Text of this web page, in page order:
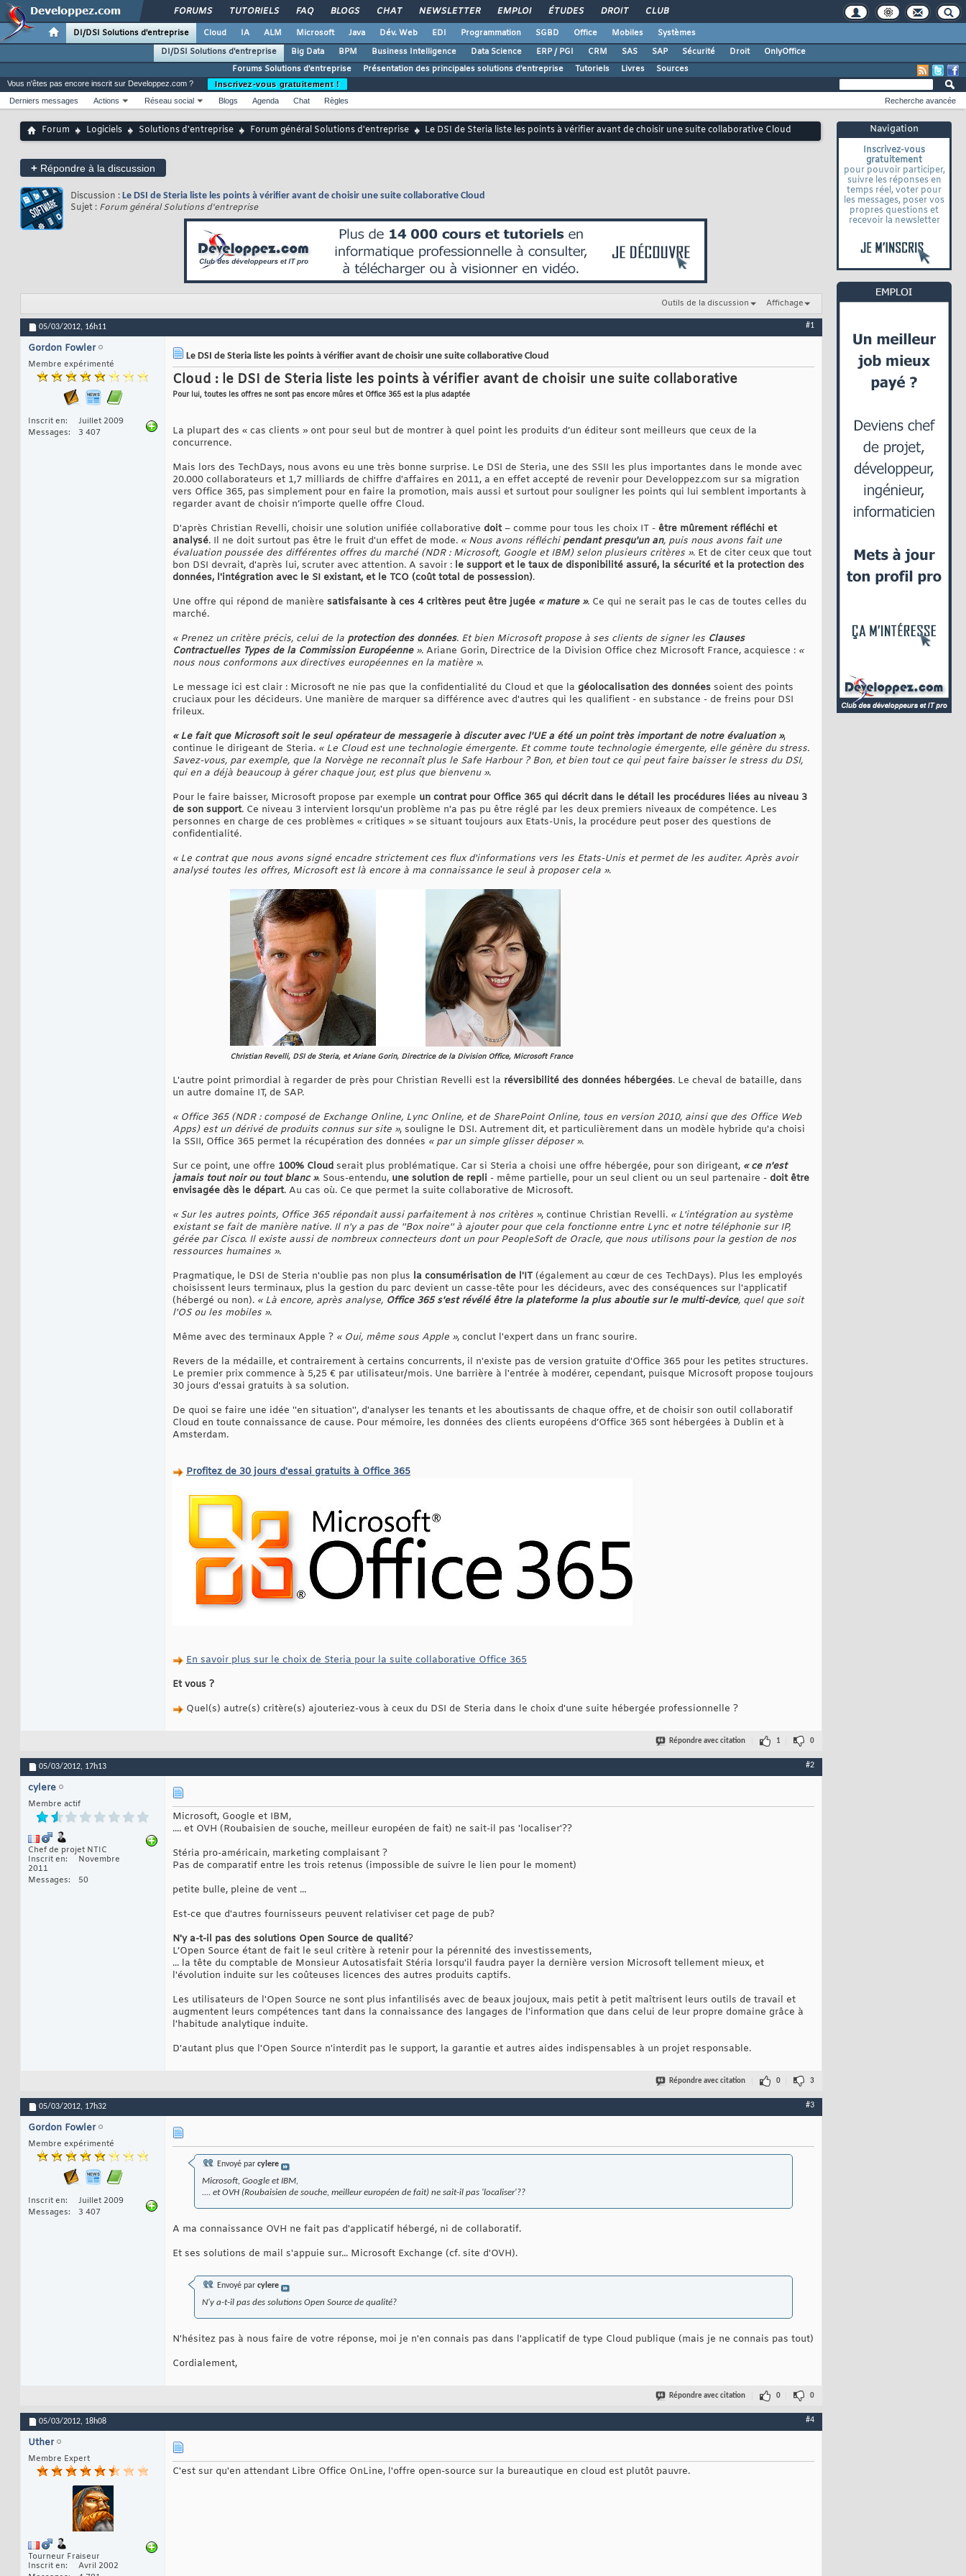
FORUMS TUTORIELS FAQ BLOGS CHAT NEWSLETTER EMPLOI ÉTUDES DROIT CLUB
DI/DSI Solutions d'entreprise Cloud IA ALM Microsoft Java Dév. Web EDI Programmation SGBD Office Mobiles
Systèmes
DI/DSI Solutions d'entreprise
Big Data BPM Business Intelligence Data Science ERP / PGI CRM SAS SAP Sécurité Droit
OnlyOffice
Forums Solutions d'entreprise
Présentation des principales solutions d'entreprise Tutoriels Livres Sources
Navigation
Inscrivez-vous
gratuitement
pour pouvoir participer,
suivre les réponses en
temps réel, voter pour
les messages, poser vos
propres questions et
recevoir la newsletter
Vous n'êtes pas encore inscrit sur Developpez.com ?
Inscrivez-vous gratuitement !
Derniers messages
Actions Réseau social Blogs Agenda Chat Règles Recherche avancée
Forum Logiciels Solutions d'entreprise Forum général Solutions d'entreprise Le DSI de Steria liste les points à vérifier avant de choisir une suite collaborative Cloud
+ Répondre à la discussion
Discussion : Le DSI de Steria liste les points à vérifier avant de choisir une suite collaborative Cloud
Sujet : Forum général Solutions d'entreprise
Outils de la discussion Affichage
05/03/2012, 16h11 #1
Gordon Fowler
Membre expérimenté
Inscrit en
Juillet 2009
Messages
3 407
Le DSI de Steria liste les points à vérifier avant de choisir une suite collaborative Cloud
Cloud : le DSI de Steria liste les points à vérifier avant de choisir une suite collaborative
Pour lui, toutes les offres ne sont pas encore mûres et Office 365 est la plus adaptée
La plupart des « cas clients » ont pour seul but de montrer à quel point les produits d’un éditeur sont meilleurs que ceux de la
concurrence.
Mais lors des TechDays, nous avons eu une très bonne surprise. Le DSI de Steria, une des SSII les plus importantes dans le monde avec
20.000 collaborateurs et 1,7 milliards de chiffre d'affaires en 2011, a en effet accepté de revenir pour Developpez.com sur sa migration
vers Office 365, pas simplement pour en faire la promotion, mais aussi et surtout pour souligner les points qui lui semblent importants à
regarder avant de choisir n’importe quelle offre Cloud.
D'après Christian Revelli, choisir une solution unifiée collaborative doit– comme pour tous les choix IT - être mûrement réfléchi et
analysé. Il ne doit surtout pas être le fruit d'un effet de mode. « Nous avons réfléchi pendant presqu'un an, puis nous avons fait une
évaluation poussée des différentes offres du marché (NDR : Microsoft, Google et IBM) selon plusieurs critères ». Et de citer ceux que tout
bon DSI devrait, d'après lui, scruter avec attention. A savoir : le support et le taux de disponibilité assuré, la sécurité et la protection des
données, l'intégration avec le SI existant, et le TCO (coût total de possession).
Une offre qui répond de manière satisfaisante à ces 4 critères peut être jugée « mature ». Ce qui ne serait pas le cas de toutes celles du
marché.
« Prenez un critère précis, celui de la protection des données. Et bien Microsoft propose à ses clients de signer les Clauses
Contractuelles Types de la Commission Européenne». Ariane Gorin, Directrice de la Division Office chez Microsoft France, acquiesce : «
nous nous conformons aux directives européennes en la matière ».
Le message ici est clair : Microsoft ne nie pas que la confidentialité du Cloud et que la géolocalisation des données soient des points
cruciaux pour les décideurs. Une manière de marquer sa différence avec d'autres qui les qualifient - en substance - de freins pour DSI
frileux.
« Le fait que Microsoft soit le seul opérateur de messagerie à discuter avec l'UE a été un point très important de notre évaluation »,
continue le dirigeant de Steria. « Le Cloud est une technologie émergente. Et comme toute technologie émergente, elle génère du stress.
Savez-vous, par exemple, que la Norvège ne reconnaît plus le Safe Harbour ? Bon, et bien tout ce qui peut faire baisser le stress du DSI,
qui en a déjà beaucoup à gérer chaque jour, est plus que bienvenu ».
Pour le faire baisser, Microsoft propose par exemple un contrat pour Office 365 qui décrit dans le détail les procédures liées au niveau 3
de son support. Ce niveau 3 intervient lorsqu'un problème n'a pas pu être réglé par les deux premiers niveaux de compétence. Les
personnes en charge de ces problèmes « critiques » se situant toujours aux Etats-Unis, la procédure peut poser des questions de
confidentialité.
« Le contrat que nous avons signé encadre strictement ces flux d'informations vers les Etats-Unis et permet de les auditer. Après avoir
analysé toutes les offres, Microsoft est là encore à ma connaissance le seul à proposer cela ».
Christian Revelli, DSI de Steria, et Ariane Gorin, Directrice de la Division Office, Microsoft France
L'autre point primordial à regarder de près pour Christian Revelli est la réversibilité des données hébergées. Le cheval de bataille, dans
un autre domaine IT, de SAP.
« Office 365 (NDR : composé de Exchange Online, Lync Online, et de SharePoint Online, tous en version 2010, ainsi que des Office Web
Apps) est un dérivé de produits connus sur site », souligne le DSI. Autrement dit, et particulièrement dans un modèle hybride qu'a choisi
la SSII, Office 365 permet la récupération des données « par un simple glisser déposer ».
Sur ce point, une offre 100% Cloud serait plus problématique. Car si Steria a choisi une offre hébergée, pour son dirigeant, « ce n'est
jamais tout noir ou tout blanc ». Sous-entendu, une solution de repli - même partielle, pour un seul client ou un seul partenaire - doit être
envisagée dès le départ. Au cas où. Ce que permet la suite collaborative de Microsoft.
« Sur les autres points, Office 365 répondait aussi parfaitement à nos critères », continue Christian Revelli. « L'intégration au système
existant se fait de manière native. Il n'y a pas de ''Box noire'' à ajouter pour que cela fonctionne entre Lync et notre téléphonie sur IP,
gérée par Cisco. Il existe aussi de nombreux connecteurs dont un pour PeopleSoft de Oracle, que nous utilisons pour la gestion de nos
ressources humaines ».
Pragmatique, le DSI de Steria n'oublie pas non plus la consumérisation de l'IT (également au cœur de ces TechDays). Plus les employés
choisissent leurs terminaux, plus la gestion du parc devient un casse-tête pour les décideurs, avec des conséquences sur l'applicatif
(hébergé ou non). « Là encore, après analyse, Office 365 s'est révélé être la plateforme la plus aboutie sur le multi-device, quel que soit
l'OS ou les mobiles ».
Même avec des terminaux Apple ? « Oui, même sous Apple », conclut l'expert dans un franc sourire.
Revers de la médaille, et contrairement à certains concurrents, il n'existe pas de version gratuite d'Office 365 pour les petites structures.
Le premier prix commence à 5,25 € par utilisateur/mois. Une barrière à l'entrée à modérer, cependant, puisque Microsoft propose toujours
30 jours d'essai gratuits à sa solution.
De quoi se faire une idée ''en situation'', d'analyser les tenants et les aboutissants de chaque offre, et de choisir son outil collaboratif
Cloud en toute connaissance de cause. Pour mémoire, les données des clients européens d’Office 365 sont hébergées à Dublin et à
Amsterdam.
Profitez de 30 jours d'essai gratuits à Office 365
En savoir plus sur le choix de Steria pour la suite collaborative Office 365
Et vous ?
Quel(s) autre(s) critère(s) ajouteriez-vous à ceux du DSI de Steria dans le choix d'une suite hébergée professionnelle ?
Répondre avec citation 1 0
05/03/2012, 17h13 #2
cylere
Membre actif
Chef de projet NTIC
Inscrit en
Novembre
2011
Messages
50
Microsoft, Google et IBM,
.... et OVH (Roubaisien de souche, meilleur européen de fait) ne sait-il pas 'localiser'??
Stéria pro-américain, marketing complaisant ?
Pas de comparatif entre les trois retenus (impossible de suivre le lien pour le moment)
petite bulle, pleine de vent ...
Est-ce que d'autres fournisseurs peuvent relativiser cet page de pub?
N'y a-t-il pas des solutions Open Source de qualité?
L’Open Source étant de fait le seul critère à retenir pour la pérennité des investissements,
... la tête du comptable de Monsieur Autosatisfait Stéria lorsqu'il faudra payer la dernière version Microsoft tellement mieux, et
l'évolution induite sur les coûteuses licences des autres produits captifs.
Les utilisateurs de l'Open Source ne sont plus infantilisés avec de beaux joujoux, mais petit à petit maîtrisent leurs outils de travail et
augmentent leurs compétences tant dans la connaissance des langages de l'information que dans celui de leur propre domaine grâce à
l'habitude analytique induite.
D'autant plus que l'Open Source n'interdit pas le support, la garantie et autres aides indispensables à un projet responsable.
Répondre avec citation 0 3
05/03/2012, 17h32 #3
Gordon Fowler
Membre expérimenté
Inscrit en
Juillet 2009
Messages
3 407
Envoyé par cylere
Microsoft, Google et IBM,
.... et OVH (Roubaisien de souche, meilleur européen de fait) ne sait-il pas 'localiser'??
A ma connaissance OVH ne fait pas d'applicatif hébergé, ni de collaboratif.
Et ses solutions de mail s'appuie sur... Microsoft Exchange (cf. site d'OVH).
Envoyé par cylere
N'y a-t-il pas des solutions Open Source de qualité?
N'hésitez pas à nous faire de votre réponse, moi je n'en connais pas dans l'applicatif de type Cloud publique (mais je ne connais pas tout)
Cordialement,
Répondre avec citation 0 0
05/03/2012, 18h08 #4
Uther
Membre Expert
Tourneur Fraiseur
Inscrit en
Avril 2002
C'est sur qu'en attendant Libre Office OnLine, l'offre open-source sur la bureautique en cloud est plutôt pauvre.